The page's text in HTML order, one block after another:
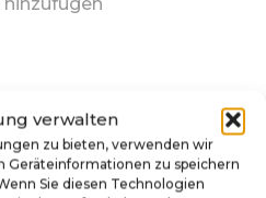
verwalten
zu bieten, verwenden wir
Geräteinformationen zu speichern
Sie diesen Technologien